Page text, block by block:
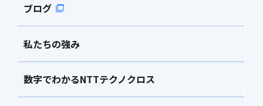
ブログ
私たちの強み
数字でわかるNTTテクノクロス